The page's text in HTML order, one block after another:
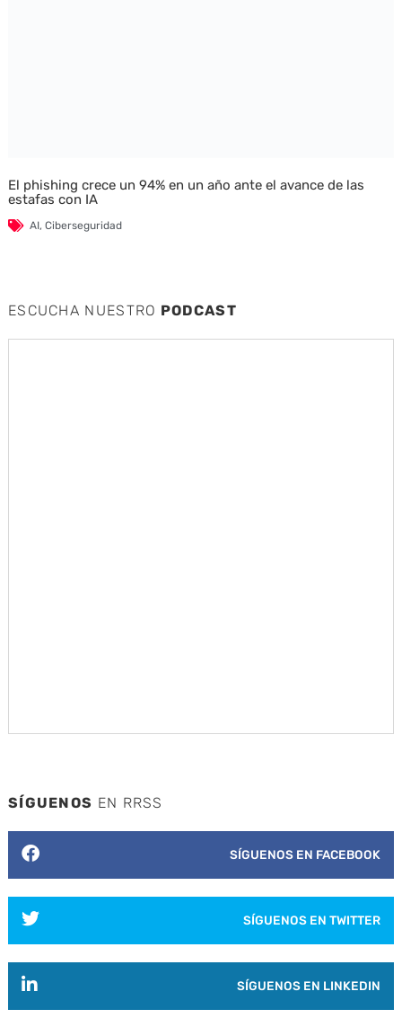
El phishing crece un 94% en un año ante el avance de las
estafas con IA
AI, Ciberseguridad
ESCUCHA NUESTRO PODCAST
SÍGUENOS EN RRSS
SÍGUENOS EN FACEBOOK
SÍGUENOS EN TWITTER
SÍGUENOS EN LINKEDIN